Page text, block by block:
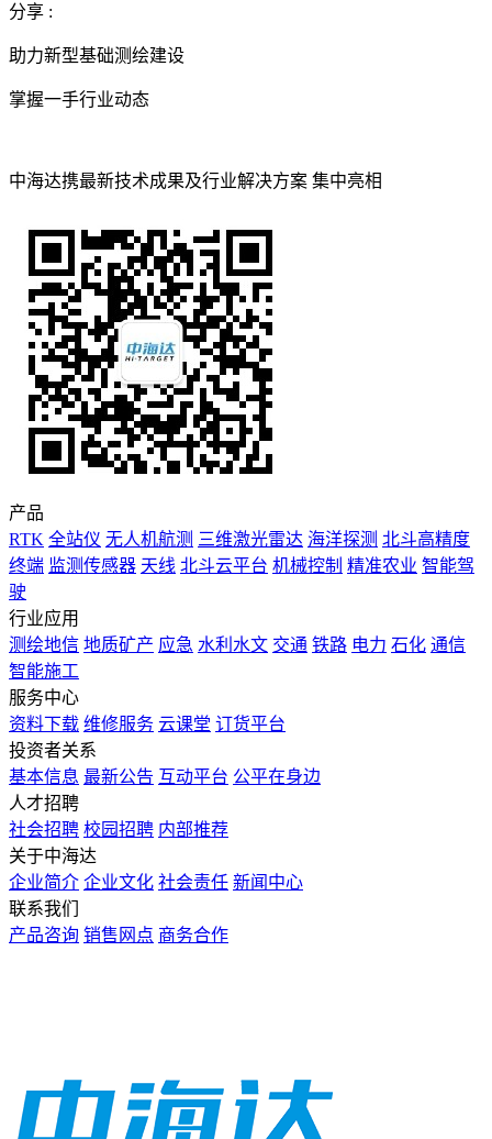
分享 :
助力新型基础测绘建设
掌握一手行业动态
中海达携最新技术成果及行业解决方案 集中亮相
产品
RTK 全站仪 无人机航测 三维激光雷达 海洋探测 北斗高精度
终端 监测传感器 天线 北斗云平台 机械控制 精准农业 智能驾
驶
行业应用
测绘地信 地质矿产 应急 水利水文 交通 铁路 电力 石化 通信
智能施工
服务中心
资料下载 维修服务 云课堂 订货平台
投资者关系
基本信息 最新公告 互动平台 公平在身边
人才招聘
社会招聘 校园招聘 内部推荐
关于中海达
企业简介 企业文化 社会责任 新闻中心
联系我们
产品咨询 销售网点 商务合作